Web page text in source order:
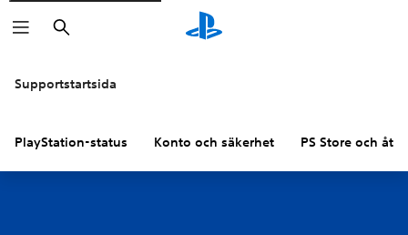
Sök
Supportstartsida
PlayStation-status Konto och säkerhet PS Store och